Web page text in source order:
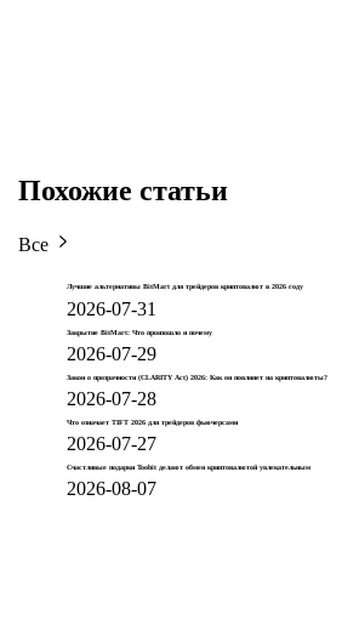
Похожие статьи
Все
Лучшие альтернативы BitMart для трейдеров криптовалют в 2026 году
2026-07-31
Закрытие BitMart: Что произошло и почему
2026-07-29
Закон о прозрачности (CLARITY Act) 2026: Как он повлияет на криптовалюты?
2026-07-28
Что означает TIFT 2026 для трейдеров фьючерсами
2026-07-27
Счастливые подарки Toobit делают обмен криптовалютой увлекательным
2026-08-07